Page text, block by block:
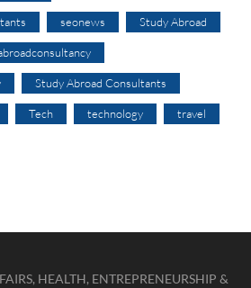
seonews Study Abroad
Study Abroad Consultants
Tech technology travel
HEALTH, ENTREPRENEURSHIP &